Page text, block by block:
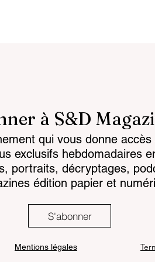
La science
cognitive à
à S&D
qui vous donne accès
exclusifs hebdomadaires
portraits, décryptages,
édition papier et
S'abonner
Mentions légales